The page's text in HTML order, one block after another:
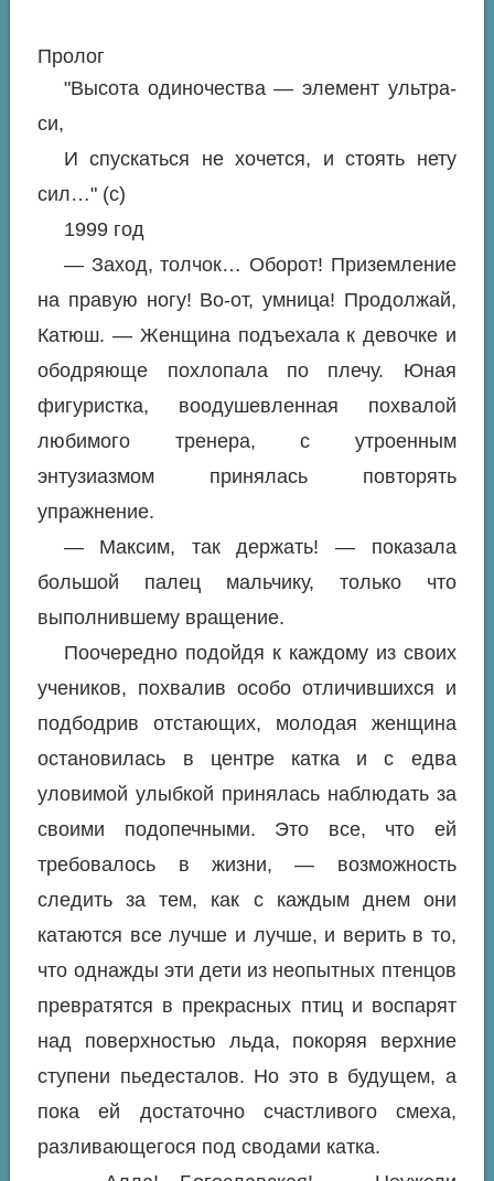
Пролог
"Высота одиночества — элемент ультра-
си,
И спускаться не хочется, и стоять нету
сил…" (с)
1999 год
— Заход, толчок… Оборот! Приземление
на правую ногу! Во-от, умница! Продолжай,
Катюш. — Женщина подъехала к девочке и
ободряюще похлопала по плечу. Юная
фигуристка, воодушевленная похвалой
любимого тренера, с утроенным
энтузиазмом принялась повторять
упражнение.
— Максим, так держать! — показала
большой палец мальчику, только что
выполнившему вращение.
Поочередно подойдя к каждому из своих
учеников, похвалив особо отличившихся и
подбодрив отстающих, молодая женщина
остановилась в центре катка и с едва
уловимой улыбкой принялась наблюдать за
своими подопечными. Это все, что ей
требовалось в жизни, — возможность
следить за тем, как с каждым днем они
катаются все лучше и лучше, и верить в то,
что однажды эти дети из неопытных птенцов
превратятся в прекрасных птиц и воспарят
над поверхностью льда, покоряя верхние
ступени пьедесталов. Но это в будущем, а
пока ей достаточно счастливого смеха,
разливающегося под сводами катка.